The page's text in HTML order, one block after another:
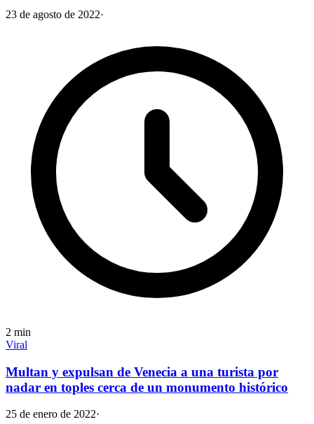
23 de agosto de 2022·
2 min
Viral
Multan y expulsan de Venecia a una turista por
nadar en toples cerca de un monumento histórico
25 de enero de 2022·